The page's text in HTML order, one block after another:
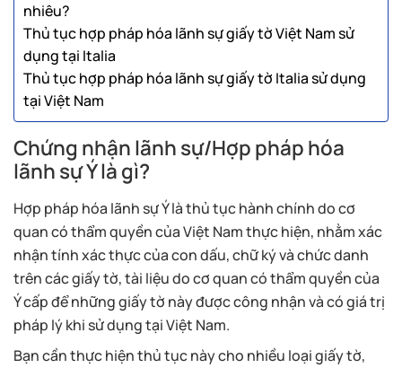
nhiêu?
Thủ tục hợp pháp hóa lãnh sự giấy tờ Việt Nam sử
dụng tại Italia
Thủ tục hợp pháp hóa lãnh sự giấy tờ Italia sử dụng
tại Việt Nam
Chứng nhận lãnh sự/Hợp pháp hóa
lãnh sự Ý là gì?
Hợp pháp hóa lãnh sự Ý là thủ tục hành chính do cơ
quan có thẩm quyền của Việt Nam thực hiện, nhằm xác
nhận tính xác thực của con dấu, chữ ký và chức danh
trên các giấy tờ, tài liệu do cơ quan có thẩm quyền của
Ý cấp để những giấy tờ này được công nhận và có giá trị
pháp lý khi sử dụng tại Việt Nam.
Bạn cần thực hiện thủ tục này cho nhiều loại giấy tờ,